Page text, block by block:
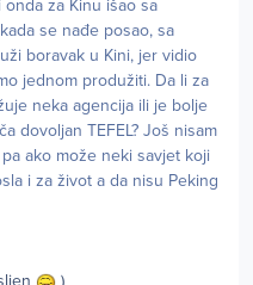
za Kinu išao sa
se nađe posao, sa
boravak u Kini, jer vidio
jednom produžiti. Da li za
neka agencija ili je bolje
dovoljan TEFEL? Još nisam
ako može neki savjet koji
i za život a da nisu Peking